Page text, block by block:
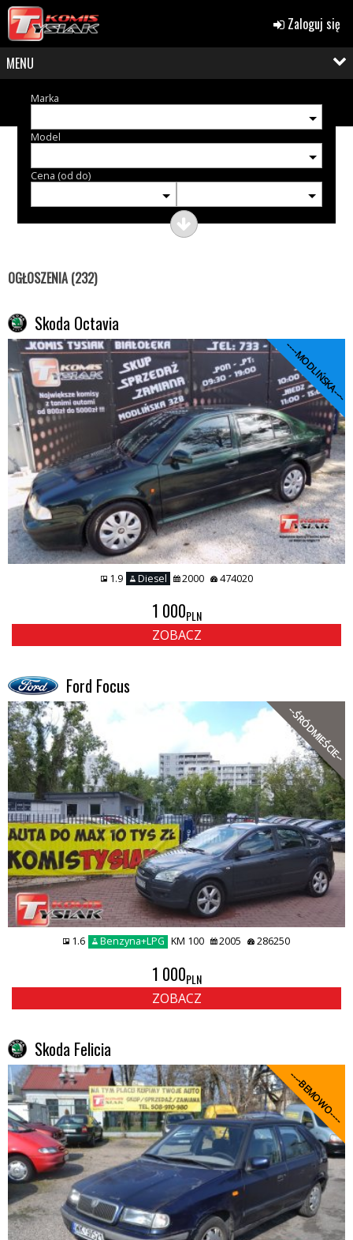
Zaloguj się
MENU
Marka
Model
Cena (od do)
OGŁOSZENIA (232)
Skoda Octavia
----MODLIŃSKA----
1.9 Diesel 2000 474020
1 000PLN
ZOBACZ
Ford Focus
--ŚRÓDMIEŚCIE--
1.6 Benzyna+LPG KM 100 2005 286250
1 000PLN
ZOBACZ
Skoda Felicia
----BEMOWO----